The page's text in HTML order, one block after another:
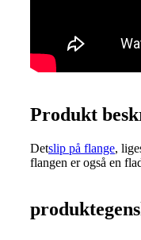
Produkt
Detslip på flange,
flangen er også en